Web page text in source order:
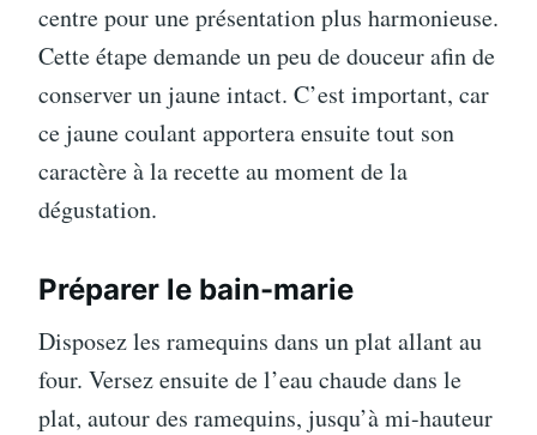
centre pour une présentation plus harmonieuse.
Cette étape demande un peu de douceur afin de
conserver un jaune intact. C’est important, car
ce jaune coulant apportera ensuite tout son
caractère à la recette au moment de la
dégustation.
Préparer le bain-marie
Disposez les ramequins dans un plat allant au
four. Versez ensuite de l’eau chaude dans le
plat, autour des ramequins, jusqu’à mi-hauteur